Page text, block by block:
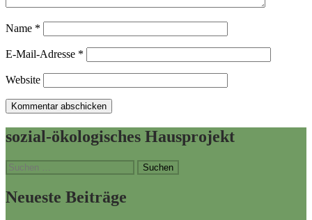
Name *
E-Mail-Adresse *
Website
sozial-ökologisches Hausprojekt
Suchen
nach:
Neueste Beiträge